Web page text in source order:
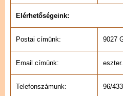
Elérhetőségeink:
Postai címünk: 9027
Email címünk:
Telefonszámunk: 96/